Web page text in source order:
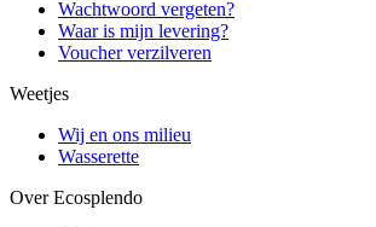
Wachtwoord vergeten?
Waar is mijn levering?
Voucher verzilveren
Weetjes
Wij en ons milieu
Wasserette
Over Ecosplendo